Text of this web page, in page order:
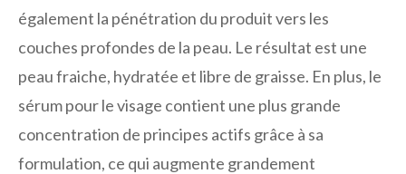
également la pénétration du produit vers les
couches profondes de la peau. Le résultat est une
peau fraiche, hydratée et libre de graisse. En plus, le
sérum pour le visage contient une plus grande
concentration de principes actifs grâce à sa
formulation, ce qui augmente grandement